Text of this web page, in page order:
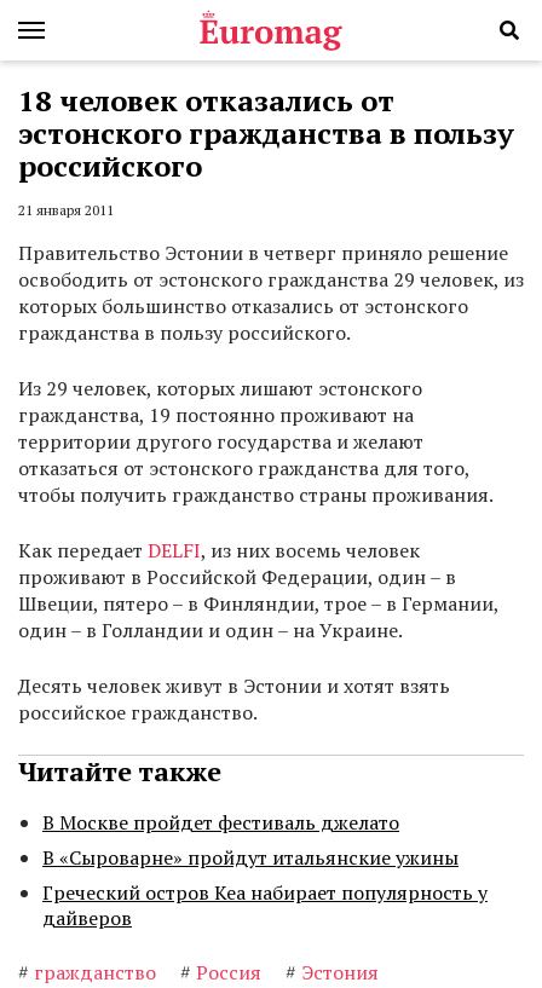
18 человек отказались от
эстонского гражданства в пользу
российского
21 января 2011
Правительство Эстонии в четверг приняло решение
освободить от эстонского гражданства 29 человек, из
которых большинство отказались от эстонского
гражданства в пользу российского.
Из 29 человек, которых лишают эстонского
гражданства, 19 постоянно проживают на
территории другого государства и желают
отказаться от эстонского гражданства для того,
чтобы получить гражданство страны проживания.
Как передает DELFI, из них восемь человек
проживают в Российской Федерации, один – в
Швеции, пятеро – в Финляндии, трое – в Германии,
один – в Голландии и один – на Украине.
Десять человек живут в Эстонии и хотят взять
российское гражданство.
Читайте также
В Москве пройдет фестиваль джелато
В «Сыроварне» пройдут итальянские ужины
Греческий остров Кеа набирает популярность у
дайверов
# гражданство # Россия # Эстония